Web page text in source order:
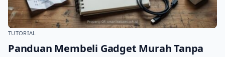
TUTORIAL
Panduan Membeli Gadget Murah Tanpa